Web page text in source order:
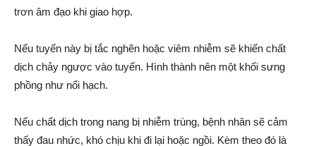
trơn âm đạo khi giao hợp.
Nếu tuyến này bị tắc nghẽn hoặc viêm nhiễm sẽ khiến chất
dịch chảy ngược vào tuyến. Hình thành nên một khối sưng
phồng như nổi hạch.
Nếu chất dịch trong nang bị nhiễm trùng, bệnh nhân sẽ cảm
thấy đau nhức, khó chịu khi đi lại hoặc ngồi. Kèm theo đó là